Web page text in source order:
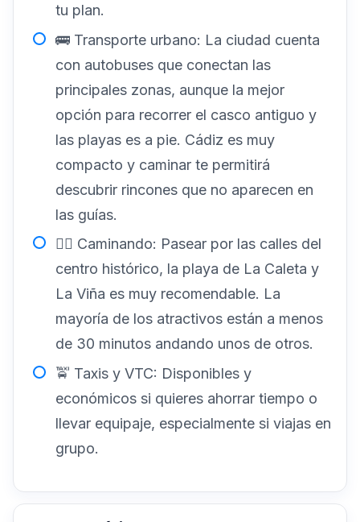
tu plan.
🚌 Transporte urbano: La ciudad cuenta
con autobuses que conectan las
principales zonas, aunque la mejor
opción para recorrer el casco antiguo y
las playas es a pie. Cádiz es muy
compacto y caminar te permitirá
descubrir rincones que no aparecen en
las guías.
🚶‍♂️ Caminando: Pasear por las calles del
centro histórico, la playa de La Caleta y
La Viña es muy recomendable. La
mayoría de los atractivos están a menos
de 30 minutos andando unos de otros.
🚖 Taxis y VTC: Disponibles y
económicos si quieres ahorrar tiempo o
llevar equipaje, especialmente si viajas en
grupo.